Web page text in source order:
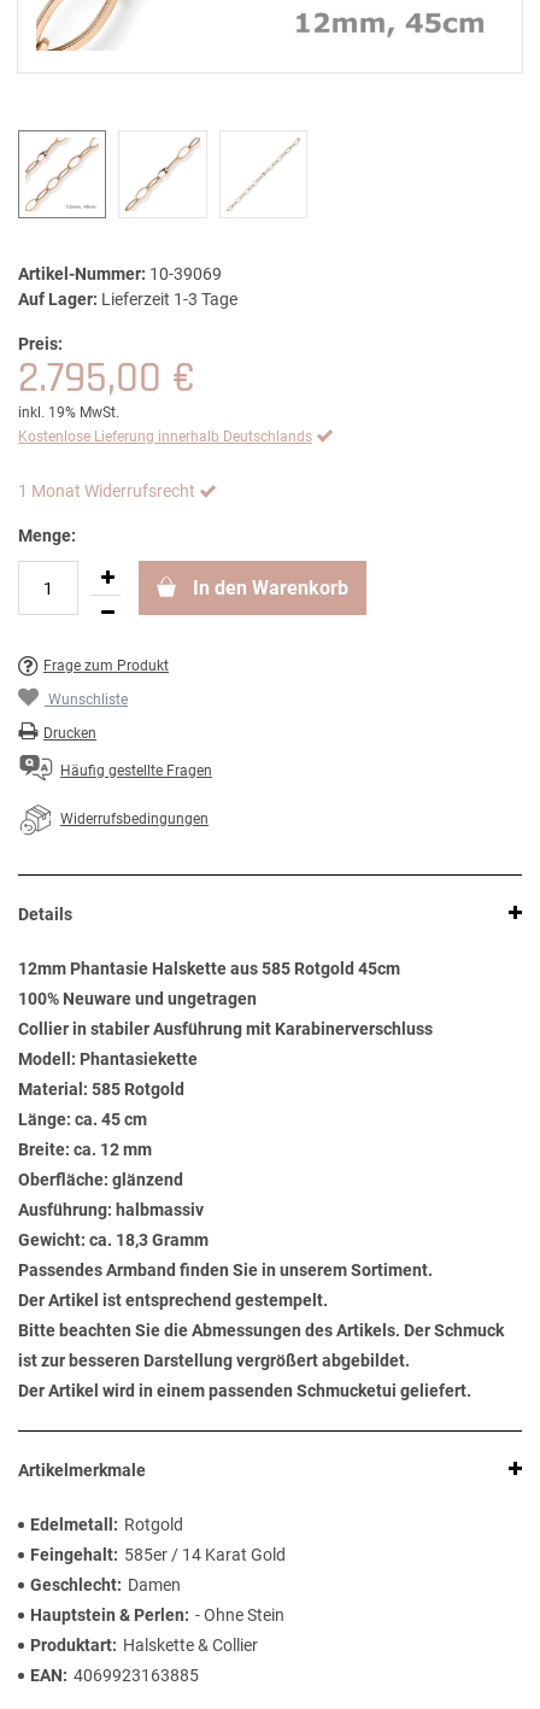
Artikel-Nummer: 10-39069
Auf Lager: Lieferzeit 1-3 Tage
Preis:
2.795,00 €
inkl. 19% MwSt.
Kostenlose Lieferung innerhalb Deutschlands
1 Monat Widerrufsrecht
Menge:
In den Warenkorb
Frage zum Produkt
Wunschliste
Drucken
Häufig gestellte Fragen
Widerrufsbedingungen
Details
12mm Phantasie Halskette aus 585 Rotgold 45cm
100% Neuware und ungetragen
Collier in stabiler Ausführung mit Karabinerverschluss
Modell: Phantasiekette
Material: 585 Rotgold
Länge: ca. 45 cm
Breite: ca. 12 mm
Oberfläche: glänzend
Ausführung: halbmassiv
Gewicht: ca. 18,3 Gramm
Passendes Armband finden Sie in unserem Sortiment.
Der Artikel ist entsprechend gestempelt.
Bitte beachten Sie die Abmessungen des Artikels. Der Schmuck
ist zur besseren Darstellung vergrößert abgebildet.
Der Artikel wird in einem passenden Schmucketui geliefert.
Artikelmerkmale
Edelmetall
Rotgold
Feingehalt
585er / 14 Karat Gold
Geschlecht
Damen
Hauptstein & Perlen
- Ohne Stein
Produktart
Halskette & Collier
EAN
4069923163885